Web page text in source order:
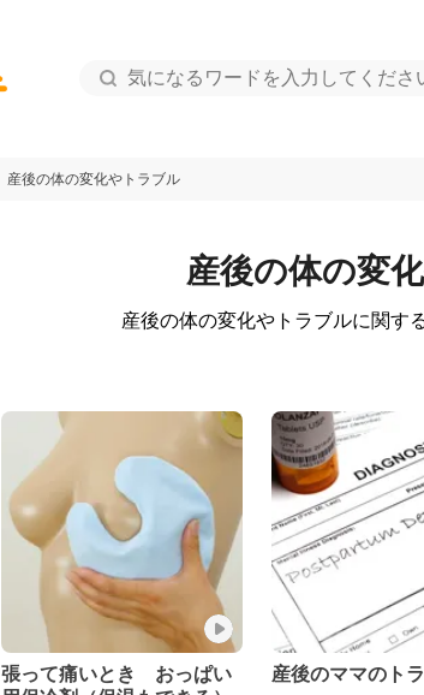
産後の体の変化やトラブル
産後の体の変
産後の体の変化やトラブルに関す
張って痛いとき おっぱい
産後のママのト